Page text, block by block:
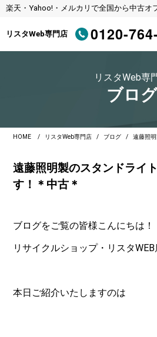
楽天・Yahoo!・メルカリで全国から中古オ
リスタWeb専門店 0120-
リスタWeb専
ブログ
HOME リスタWeb専門店 ブログ 遠藤照明
遠藤照明製のスタンドライ
す！＊中古＊
ブログをご覧の皆様こんにちは！
リサイクルショップ・リスタWEB
本日ご紹介いたしますのは